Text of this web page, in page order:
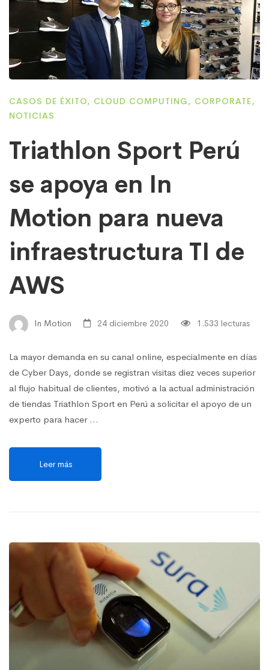
CASOS DE ÉXITO, CLOUD COMPUTING, CORPORATE,
NOTICIAS
Triathlon Sport Perú
se apoya en In
Motion para nueva
infraestructura TI de
AWS
In Motion 24 diciembre 2020 1.533 lecturas
La mayor demanda en su canal online, especialmente en días
de Cyber Days, donde se registran visitas diez veces superior
al flujo habitual de clientes, motivó a la actual administración
de tiendas Triathlon Sport en Perú a solicitar el apoyo de un
experto para hacer …
Leer más